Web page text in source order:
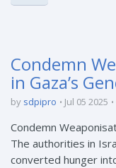
Condemn
in Gaza’s
by sdpipro Jul 05 2025
Condemn
The authorities in
converted hunger